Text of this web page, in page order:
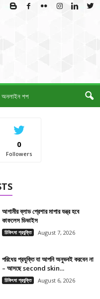
অনলাইন শপ
0
Followers
আগামীর ব্লাড প্রেশার মাপার যন্ত্র হবে
কাফলেস ডিভাইস
চিকিৎসা প্রযুক্তি August 7, 2026
পরিধেয় প্রযুক্তি যা আপনি অনুভবই করবেন না
– আসছে second skin...
চিকিৎসা প্রযুক্তি August 6, 2026